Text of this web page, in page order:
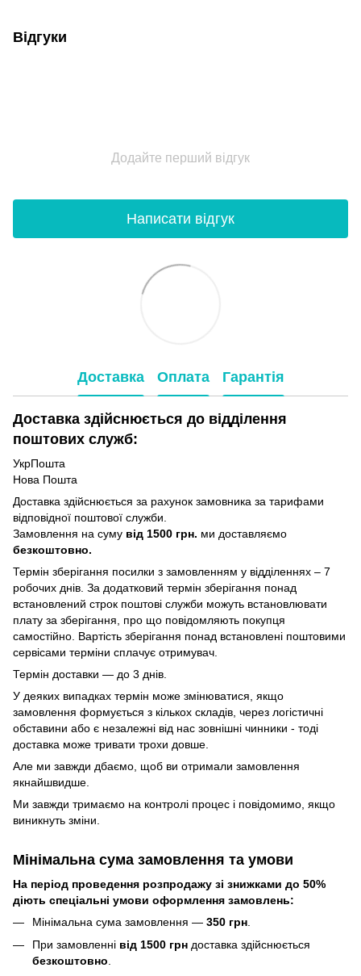
Відгуки
Додайте перший відгук
Написати відгук
Доставка Оплата Гарантія
Доставка здійснюється до відділення
поштових служб:
УкрПошта
Нова Пошта
Доставка здійснюється за рахунок замовника за тарифами
відповідної поштової служби.
Замовлення на суму від 1500 грн. ми доставляємо
безкоштовно.
Термін зберігання посилки з замовленням у відділеннях – 7
робочих днів. За додатковий термін зберігання понад
встановлений строк поштові служби можуть встановлювати
плату за зберігання, про що повідомляють покупця
самостійно. Вартість зберігання понад вcтановлені поштовими
сервісами терміни сплачує отримувач.
Термін доставки — до 3 днів.
У деяких випадках термін може змінюватися, якщо
замовлення формується з кількох складів, через логістичні
обставини або є незалежні від нас зовнішні чинники - тоді
доставка може тривати трохи довше.
Але ми завжди дбаємо, щоб ви отримали замовлення
якнайшвидше.
Ми завжди тримаємо на контролі процес і повідомимо, якщо
виникнуть зміни.
Мінімальна сума замовлення та умови
На період проведення розпродажу зі знижками до 50%
діють спеціальні умови оформлення замовлень:
Мінімальна сума замовлення — 350 грн
При замовленні від 1500 грн доставка здійснюється
безкоштовно.